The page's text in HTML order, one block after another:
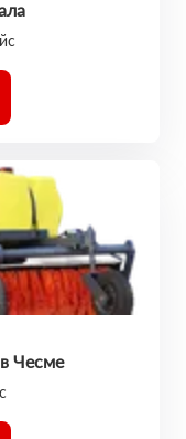
Чесме